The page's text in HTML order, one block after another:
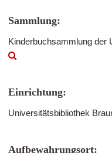
Sammlung:
Kinderbuchsammlung der
Einrichtung:
Universitätsbibliothek
Aufbewahrungsort: